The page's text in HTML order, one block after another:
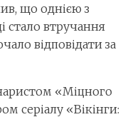
що однією з
стало втручання
відповідати за
«Міцного
серіалу «Вікінги: